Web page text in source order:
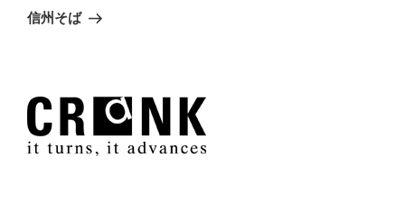
ゲ
ン
稿
の
信州そば